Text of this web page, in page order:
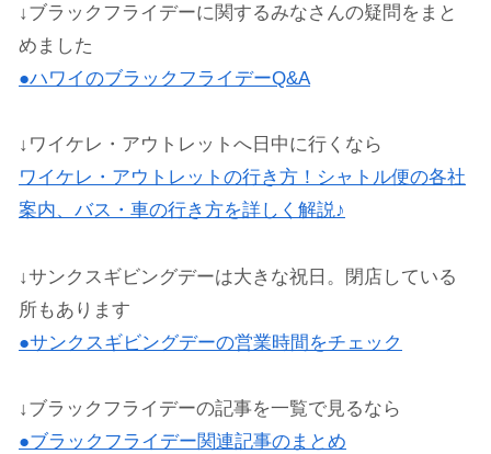
↓ブラックフライデーに関するみなさんの疑問をまと
めました
●ハワイのブラックフライデーQ&A
↓ワイケレ・アウトレットへ日中に行くなら
ワイケレ・アウトレットの行き方！シャトル便の各社
案内、バス・車の行き方を詳しく解説♪
↓サンクスギビングデーは大きな祝日。閉店している
所もあります
●サンクスギビングデーの営業時間をチェック
↓ブラックフライデーの記事を一覧で見るなら
●ブラックフライデー関連記事のまとめ